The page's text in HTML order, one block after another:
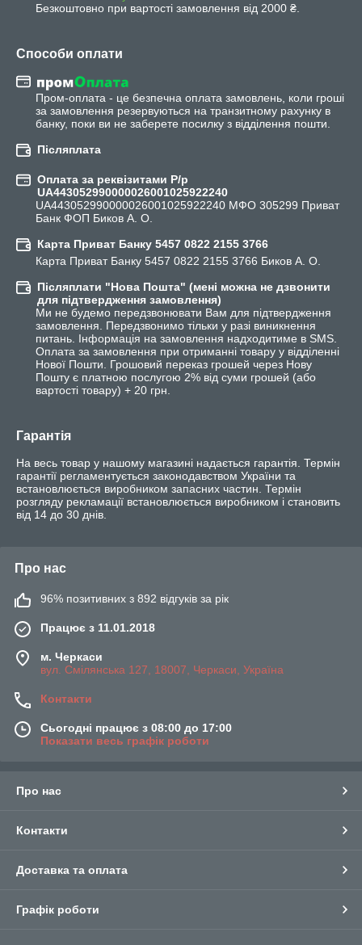
Безкоштовно при вартості замовлення від 2000 ₴.
Способи оплати
Пром-оплата - це безпечна оплата замовлень, коли гроші
за замовлення резервуються на транзитному рахунку в
банку, поки ви не заберете посилку з відділення пошти.
Післяплата
Оплата за реквізитами Р/р
UA443052990000026001025922240
UA443052990000026001025922240 МФО 305299 Приват
Банк ФОП Биков А. О.
Карта Приват Банку 5457 0822 2155 3766
Карта Приват Банку 5457 0822 2155 3766 Биков А. О.
Післяплати "Нова Пошта" (мені можна не дзвонити
для підтвердження замовлення)
Ми не будемо передзвонювати Вам для підтвердження
замовлення. Передзвонимо тільки у разі виникнення
питань. Інформація на замовлення надходитиме в SMS.
Оплата за замовлення при отриманні товару у відділенні
Нової Пошти. Грошовий переказ грошей через Нову
Пошту є платною послугою 2% від суми грошей (або
вартості товару) + 20 грн.
Гарантія
На весь товар у нашому магазині надається гарантія. Термін
гарантії регламентується законодавством України та
встановлюється виробником запасних частин. Термін
розгляду рекламації встановлюється виробником і становить
від 14 до 30 днів.
Про нас
96% позитивних з 892 відгуків за рік
Працює з 11.01.2018
м. Черкаси
вул. Смілянська 127, 18007, Черкаси, Україна
Контакти
Сьогодні працює з 08:00 до 17:00
Показати весь графік роботи
Про нас
Контакти
Доставка та оплата
Графік роботи